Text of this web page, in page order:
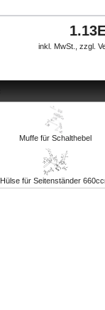
inkl. MwSt., zzgl.
Muffe für Schalthebel
Hülse für Seitenständer